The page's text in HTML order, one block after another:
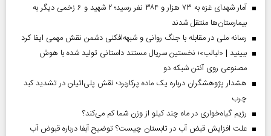
آمار شهدای غزه به ۷۳ هزار و ۳۸۴ نفر رسید؛ ۲ شهید و ۶ زخمی دیگر به
بیمارستان‌ها منتقل شدند
رسانه ملی در مقابله با جنگ روانی و شبهه‌افکنی دشمن نقش مهمی ایفا کرد
ببینید | «لبالب»؛ نخستین سریال مستند داستانی تولید شده با هوش
مصنوعی روی آنتن شبکه دو
هشدار پژوهشگران درباره یک ماده پرکاربرد؛ نقش پلی‌اتیلن در تشدید کبد
چرب
رژیم گیاه‌خواری در ماه چند کیلو از وزن شما کم می‌کند؟
علت افزایش قبض آب در تابستان چیست؟ توضیح آبفا درباره قبوض آب